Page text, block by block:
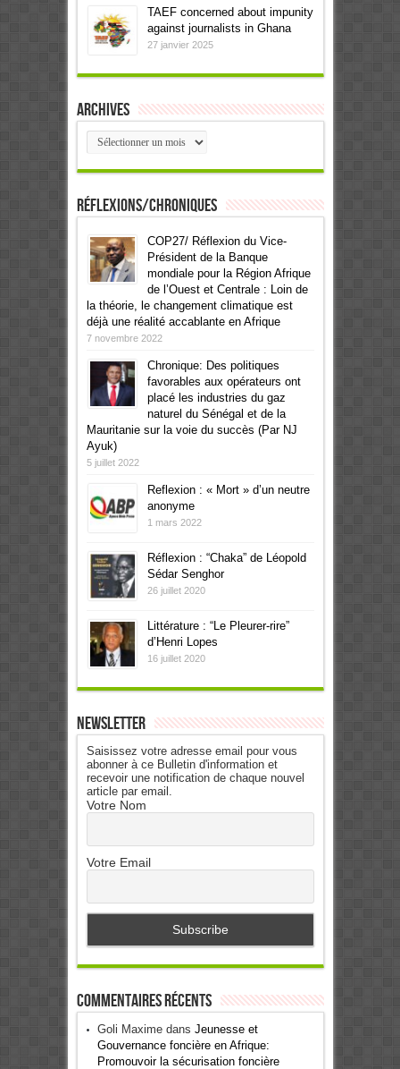
TAEF concerned about impunity
against journalists in Ghana
27 janvier 2025
Archives
Archives
Réflexions/Chroniques
COP27/ Réflexion du Vice-
Président de la Banque
mondiale pour la Région Afrique
de l’Ouest et Centrale : Loin de
la théorie, le changement climatique est
déjà une réalité accablante en Afrique
7 novembre 2022
Chronique: Des politiques
favorables aux opérateurs ont
placé les industries du gaz
naturel du Sénégal et de la
Mauritanie sur la voie du succès (Par NJ
Ayuk)
5 juillet 2022
Reflexion : « Mort » d’un neutre
anonyme
1 mars 2022
Réflexion : “Chaka” de Léopold
Sédar Senghor
26 juillet 2020
Littérature : “Le Pleurer-rire”
d’Henri Lopes
16 juillet 2020
Newsletter
Saisissez votre adresse email pour vous
abonner à ce Bulletin d'information et
recevoir une notification de chaque nouvel
article par email.
Votre Nom
Votre Email
Commentaires récents
Goli Maximedans Jeunesse et
Gouvernance foncière en Afrique:
Promouvoir la sécurisation foncière